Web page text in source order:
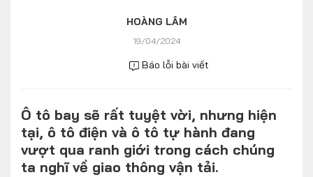
Infographics
Album ảnh
Video
HOÀNG LÂM
19/04/2024
Báo lỗi bài viết
Ô tô bay sẽ rất tuyệt vời, nhưng hiện
tại, ô tô điện và ô tô tự hành đang
vượt qua ranh giới trong cách chúng
ta nghĩ về giao thông vận tải.